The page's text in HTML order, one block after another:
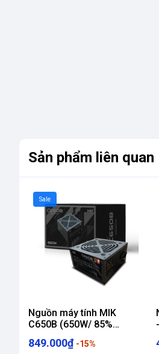
Sản phẩm liên quan
Sale
Nguồn máy tính MIK
C650B (650W/ 85%
EFFICIENCY/ Đen)
849.000₫ -15%